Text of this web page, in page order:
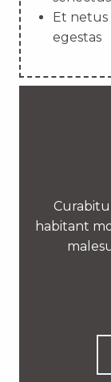
Et netus
egestas
habitant